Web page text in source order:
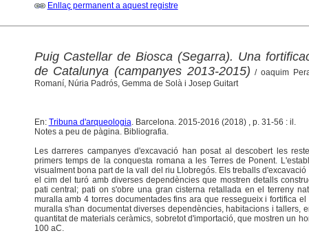
Enllaç permanent a aquest registre
Puig Castellar de Biosca (Segarra). Una
de Catalunya (campanyes 2013-2015) / oaquim
Romaní, Núria Padrós, Gemma de Solà i Josep Guitart
En: Tribuna d'arqueologia. Barcelona. 2015-2016 (2018) , p. 31-56 : il.
Notes a peu de pàgina. Bibliografia.
Les darreres campanyes d'excavació han posat al descobert les
primers temps de la conquesta romana a les Terres de Ponent.
visualment bona part de la vall del riu Llobregós. Els treballs
el cim del turó amb diverses dependències que mostren detalls
pati central; pati on s'obre una gran cisterna retallada en el terreny
muralla amb 4 torres documentades fins ara que ressegueix i fortifica
muralla s'han documentat diverses dependències, habitacions i tallers,
quantitat de materials ceràmics, sobretot d'importació, que mostren un
100 aC.